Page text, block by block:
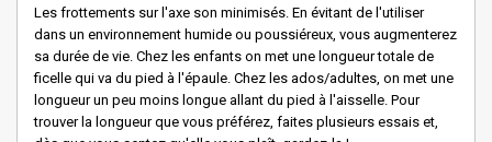
Les frottements sur l'axe son minimisés. En évitant de l'utiliser
dans un environnement humide ou poussiéreux, vous augmenterez
sa durée de vie. Chez les enfants on met une longueur totale de
ficelle qui va du pied à l'épaule. Chez les ados/adultes, on met une
longueur un peu moins longue allant du pied à l'aisselle. Pour
trouver la longueur que vous préférez, faites plusieurs essais et,